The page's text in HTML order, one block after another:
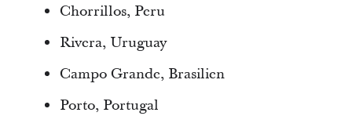
Chorrillos, Peru
Rivera, Uruguay
Campo Grande, Brasilien
Porto, Portugal